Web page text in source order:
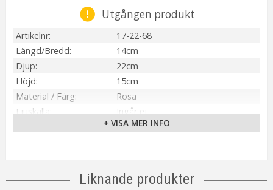
Utgången produkt
Artikelnr
17-22-68
Längd/Bredd
14cm
Djup
22cm
Höjd
15cm
Material / Färg
Rosa
Ljuskälla
Ingår ej
Clip
Tillverkare
Oriva
+ VISA MER INFO
Liknande produkter